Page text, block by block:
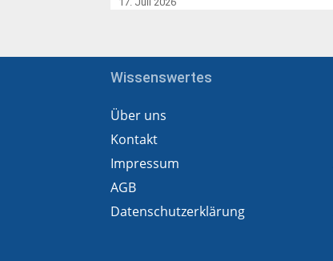
Wissenswertes
Über uns
Kontakt
Impressum
AGB
Datenschutzerklärung